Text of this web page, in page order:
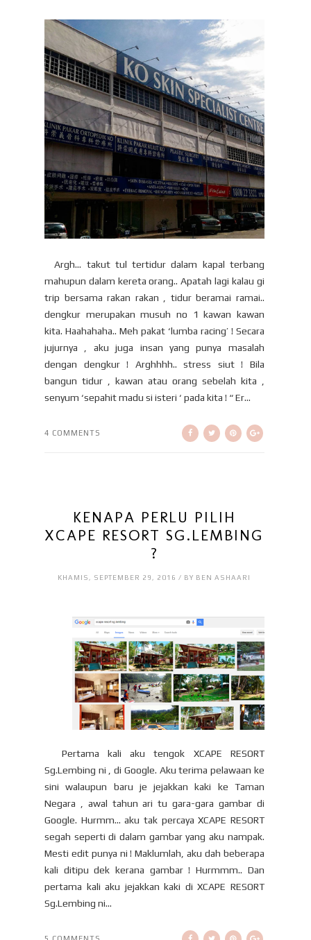
Argh… takut tul tertidur dalam kapal terbang
mahupun dalam kereta orang.. Apatah lagi kalau gi
trip bersama rakan rakan , tidur beramai ramai..
dengkur merupakan musuh no 1 kawan kawan
kita. Haahahaha.. Meh pakat ‘lumba racing’ ! Secara
jujurnya , aku juga insan yang punya masalah
dengan dengkur ! Arghhhh.. stress siut ! Bila
bangun tidur , kawan atau orang sebelah kita ,
senyum ‘sepahit madu si isteri ‘ pada kita ! “ Er...
4 COMMENTS
KENAPA PERLU PILIH
XCAPE RESORT SG.LEMBING
?
KHAMIS, SEPTEMBER 29, 2016 / BY BEN ASHAARI
Pertama kali aku tengok XCAPE RESORT
Sg.Lembing ni , di Google. Aku terima pelawaan ke
sini walaupun baru je jejakkan kaki ke Taman
Negara , awal tahun ari tu gara-gara gambar di
Google. Hurmm… aku tak percaya XCAPE RESORT
segah seperti di dalam gambar yang aku nampak.
Mesti edit punya ni ! Maklumlah, aku dah beberapa
kali ditipu dek kerana gambar ! Hurmmm.. Dan
pertama kali aku jejakkan kaki di XCAPE RESORT
Sg.Lembing ni...